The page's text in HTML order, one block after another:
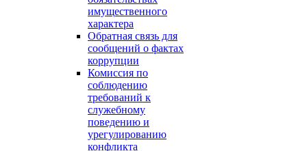
имущественного
характера
Обратная связь для
сообщений о фактах
коррупции
Комиссия по
соблюдению
требований к
служебному
поведению и
урегулированию
конфликта